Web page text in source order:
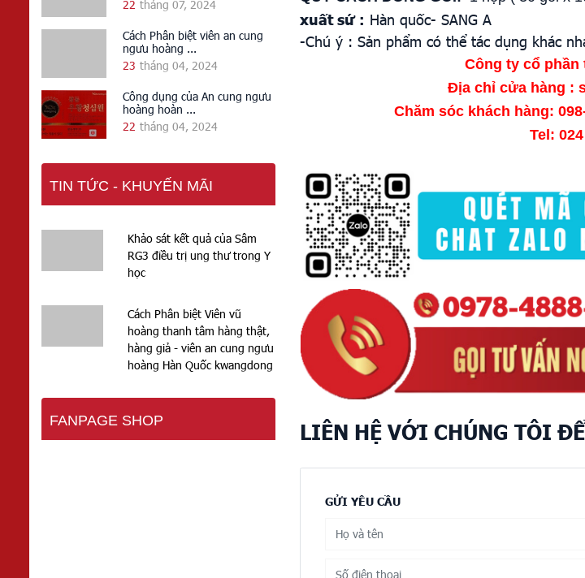
22 tháng 07, 2024
Cách Phân biệt viên an cung
ngưu hoàng ...
23 tháng 04, 2024
Công dụng của An cung ngưu
hoàng hoàn ...
22 tháng 04, 2024
TIN TỨC - KHUYẾN MÃI
Khảo sát kết quả của Sâm
RG3 điều trị ung thư trong Y
học
Cách Phân biệt Viên vũ
hoàng thanh tâm hàng thật,
hàng giả - viên an cung ngưu
hoàng Hàn Quốc kwangdong
FANPAGE SHOP
xuất sứ : Hàn quốc- SANG A
-Chú ý : Sản phẩm có thể tác dụng khác
Công ty cổ
Địa chỉ cửa hàng :
Chăm sóc khách hàng:
Tel:
LIÊN HỆ VỚI CHÚNG TÔI
GỬI YÊU CẦU